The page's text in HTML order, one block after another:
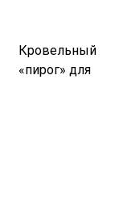
Кровельный
«пирог» для